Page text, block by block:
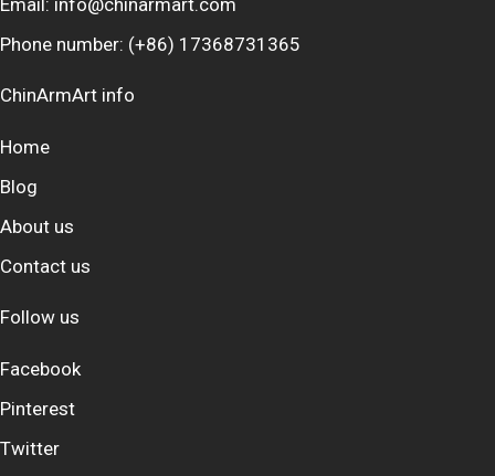
Email: info@chinarmart.com
Phone number: (+86) 17368731365
ChinArmArt info
Home
Blog
About us
Contact us
Follow us
Facebook
Pinterest
Twitter